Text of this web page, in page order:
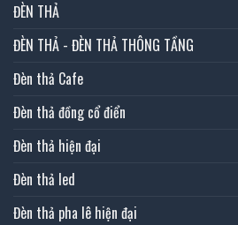
ĐÈN THẢ
ĐÈN THẢ - ĐÈN THẢ THÔNG TẦNG
Đèn thả Cafe
Đèn thả đồng cổ điển
Đèn thả hiện đại
Đèn thả led
Đèn thả pha lê hiện đại